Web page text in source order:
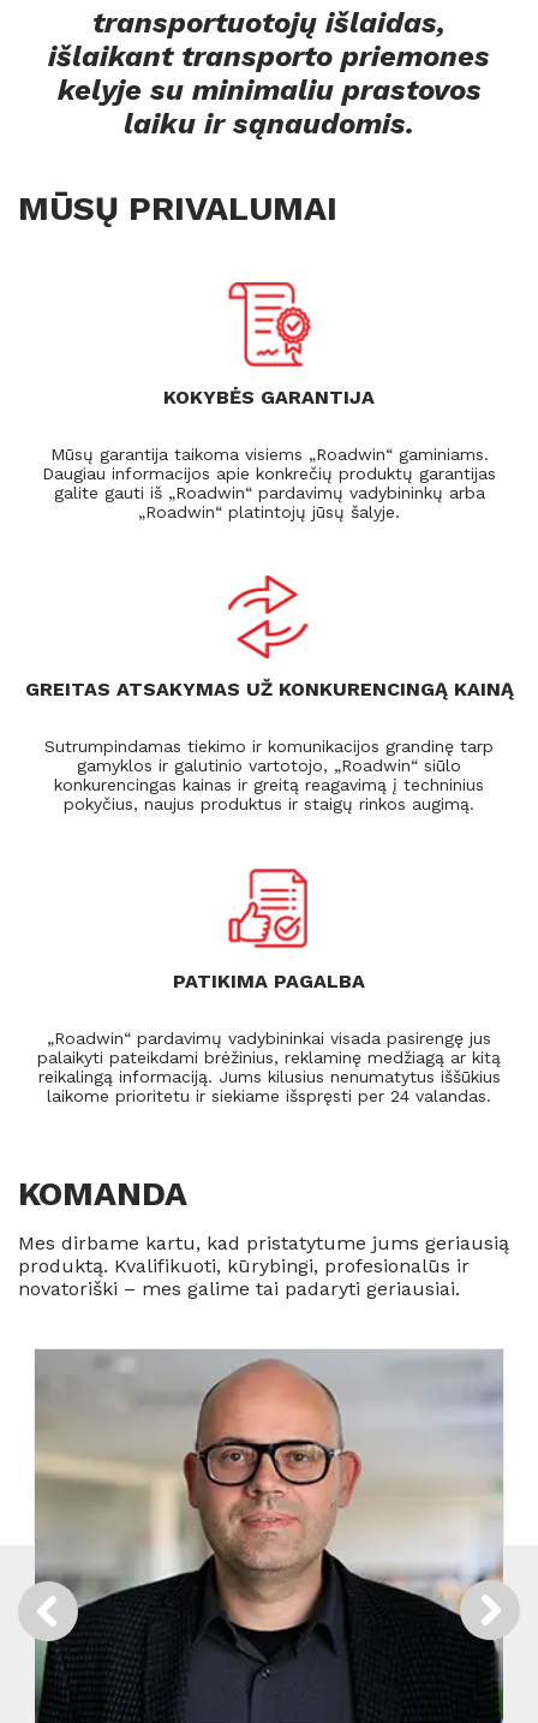
transportuotojų išlaidas,
išlaikant transporto priemones
kelyje su minimaliu prastovos
laiku ir sąnaudomis.
MŪSŲ PRIVALUMAI
KOKYBĖS GARANTIJA
Mūsų garantija taikoma visiems „Roadwin“ gaminiams.
Daugiau informacijos apie konkrečių produktų garantijas
galite gauti iš „Roadwin“ pardavimų vadybininkų arba
„Roadwin“ platintojų jūsų šalyje.
GREITAS ATSAKYMAS UŽ KONKURENCINGĄ KAINĄ
Sutrumpindamas tiekimo ir komunikacijos grandinę tarp
gamyklos ir galutinio vartotojo, „Roadwin“ siūlo
konkurencingas kainas ir greitą reagavimą į techninius
pokyčius, naujus produktus ir staigų rinkos augimą.
PATIKIMA PAGALBA
„Roadwin“ pardavimų vadybininkai visada pasirengę jus
palaikyti pateikdami brėžinius, reklaminę medžiagą ar kitą
reikalingą informaciją. Jums kilusius nenumatytus iššūkius
laikome prioritetu ir siekiame išspręsti per 24 valandas.
KOMANDA
Mes dirbame kartu, kad pristatytume jums geriausią
produktą. Kvalifikuoti, kūrybingi, profesionalūs ir
novatoriški – mes galime tai padaryti geriausiai.